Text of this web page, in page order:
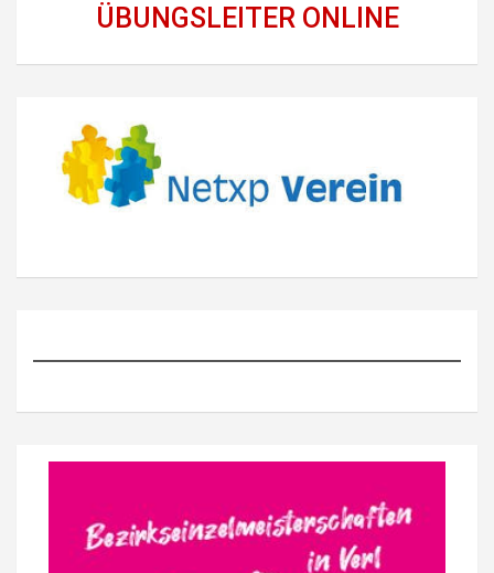
ÜBUNGSLEITER ONLINE